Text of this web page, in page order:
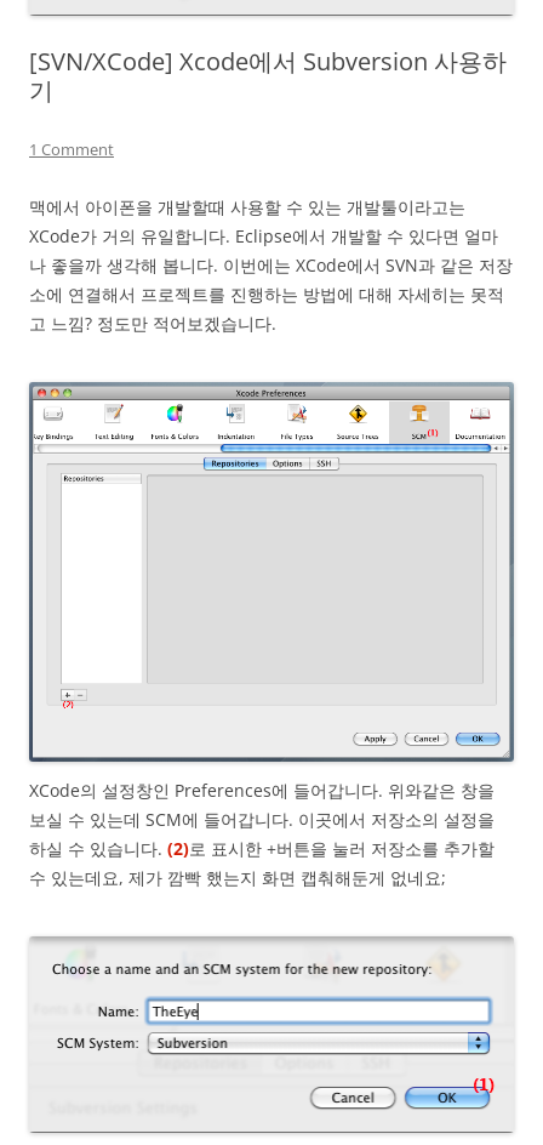
[SVN/XCode] Xcode에서 Subversion 사용하
기
1 Comment
맥에서 아이폰을 개발할때 사용할 수 있는 개발툴이라고는
XCode가 거의 유일합니다. Eclipse에서 개발할 수 있다면 얼마
나 좋을까 생각해 봅니다. 이번에는 XCode에서 SVN과 같은 저장
소에 연결해서 프로젝트를 진행하는 방법에 대해 자세히는 못적
고 느낌? 정도만 적어보겠습니다.
XCode의 설정창인 Preferences에 들어갑니다. 위와같은 창을
보실 수 있는데 SCM에 들어갑니다. 이곳에서 저장소의 설정을
하실 수 있습니다. (2)로 표시한 +버튼을 눌러 저장소를 추가할
수 있는데요, 제가 깜빡 했는지 화면 캡춰해둔게 없네요;